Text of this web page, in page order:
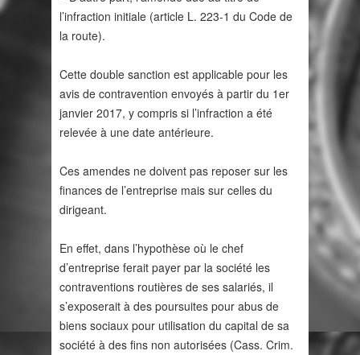
l’infraction initiale (article L. 223-1 du Code de
la route).
Cette double sanction est applicable pour les
avis de contravention envoyés à partir du 1er
janvier 2017, y compris si l’infraction a été
relevée à une date antérieure.
Ces amendes ne doivent pas reposer sur les
finances de l’entreprise mais sur celles du
dirigeant.
En effet, dans l’hypothèse où le chef
d’entreprise ferait payer par la société les
contraventions routières de ses salariés, il
s’exposerait à des poursuites pour abus de
biens sociaux pour utilisation du capital de sa
société à des fins non autorisées (Cass. Crim.